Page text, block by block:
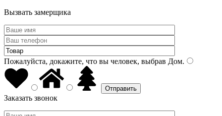
Вызвать замерщика
Пожалуйста, докажите, что вы человек, выбрав Дом.
Заказать звонок